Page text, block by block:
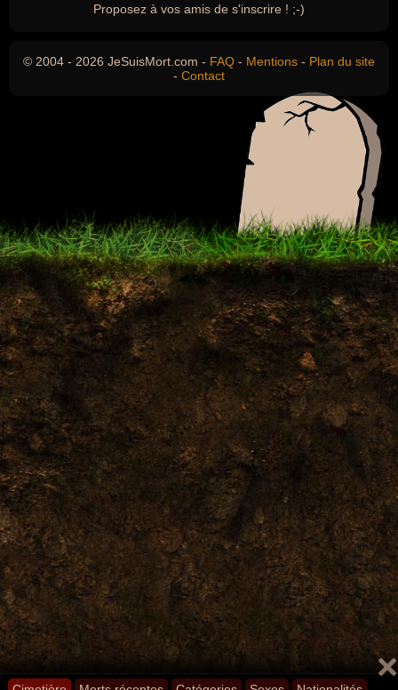
Proposez à vos amis de s'inscrire ! ;-)
© 2004 - 2026 JeSuisMort.com - FAQ - Mentions - Plan du site
- Contact